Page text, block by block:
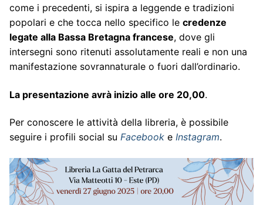
come i precedenti, si ispira a leggende e tradizioni
popolari e che tocca nello specifico le credenze
legate alla Bassa Bretagna francese, dove gli
intersegni sono ritenuti assolutamente reali e non una
manifestazione sovrannaturale o fuori dall’ordinario.
La presentazione avrà inizio alle ore 20,00.
Per conoscere le attività della libreria, è possibile
seguire i profili social su Facebook e Instagram.